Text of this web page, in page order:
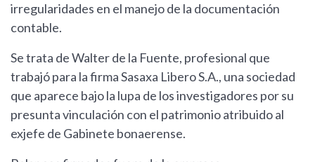
irregularidades en el manejo de la documentación
contable.
Se trata de Walter de la Fuente, profesional que
trabajó para la firma Sasaxa Libero S.A., una sociedad
que aparece bajo la lupa de los investigadores por su
presunta vinculación con el patrimonio atribuido al
exjefe de Gabinete bonaerense.